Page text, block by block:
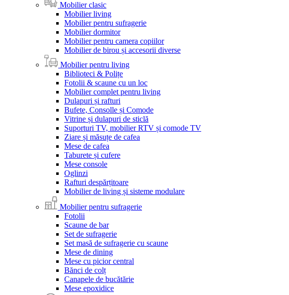
Mobilier clasic
Mobilier living
Mobilier pentru sufragerie
Mobilier dormitor
Mobilier pentru camera copiilor
Mobilier de birou și accesorii diverse
Mobilier pentru living
Biblioteci & Polițe
Fotolii & scaune cu un loc
Mobilier complet pentru living
Dulapuri și rafturi
Bufete, Consolle și Comode
Vitrine și dulapuri de sticlă
Suporturi TV, mobilier RTV și comode TV
Ziare și măsuțe de cafea
Mese de cafea
Taburete și cufere
Mese console
Oglinzi
Rafturi despărțitoare
Mobilier de living și sisteme modulare
Mobilier pentru sufragerie
Fotolii
Scaune de bar
Set de sufragerie
Set masă de sufragerie cu scaune
Mese de dining
Mese cu picior central
Bănci de colț
Canapele de bucătărie
Mese epoxidice